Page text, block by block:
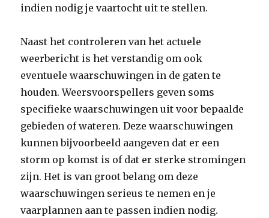
indien nodig je vaartocht uit te stellen.
Naast het controleren van het actuele
weerbericht is het verstandig om ook
eventuele waarschuwingen in de gaten te
houden. Weersvoorspellers geven soms
specifieke waarschuwingen uit voor bepaalde
gebieden of wateren. Deze waarschuwingen
kunnen bijvoorbeeld aangeven dat er een
storm op komst is of dat er sterke stromingen
zijn. Het is van groot belang om deze
waarschuwingen serieus te nemen en je
vaarplannen aan te passen indien nodig.